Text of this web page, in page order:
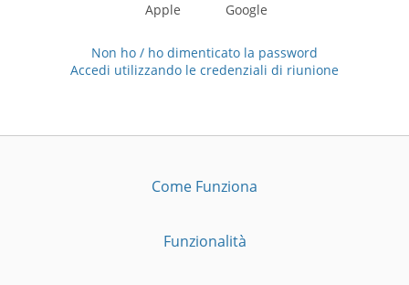
Apple Google
Non ho / ho dimenticato la password
Accedi utilizzando le credenziali di riunione
Come Funziona
Funzionalità